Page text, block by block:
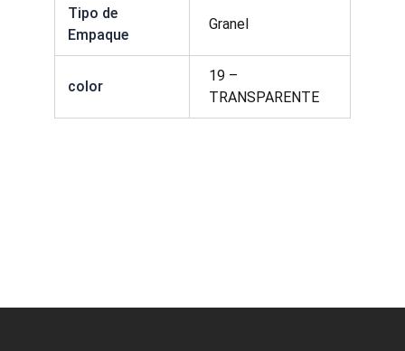
Tipo de
Empaque
Granel
color
19 –
TRANSPARENTE